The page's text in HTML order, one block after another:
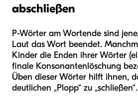
abschließen
P-Wörter am Wortende sind
Laut das Wort beendet.
Kinder die Enden ihrer Wörter
finale Konsonantenlöschung
Üben dieser Wörter hilft ihnen,
deutlichen „Plopp“ zu „schließen“.